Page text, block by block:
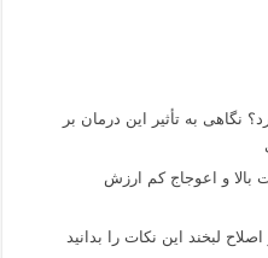
نگاهی به تأثیر این درمان بر
و اعوجاج کم ارزش
لبخند این نکات را بدانید